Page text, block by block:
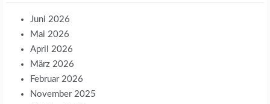
Juni 2026
Mai 2026
April 2026
März 2026
Februar 2026
November 2025